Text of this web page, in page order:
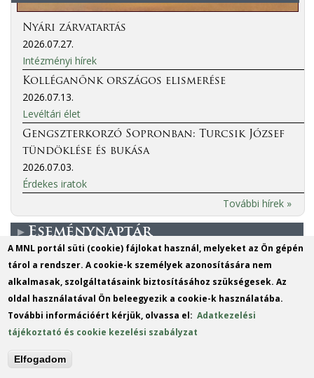
Nyári zárvatartás
2026.07.27.
Intézményi hírek
Kolléganőnk országos elismerése
2026.07.13.
Levéltári élet
Gengszterkorzó Sopronban: Turcsik József
tündöklése és bukása
2026.07.03.
Érdekes iratok
További hírek »
Eseménynaptár
More events
MO
TU WE TH FR SA
SU
3
A MNL portál süti (cookie) fájlokat használ, melyeket az Ön gépén
tárol a rendszer. A cookie-k személyek azonosítására nem
alkalmasak, szolgáltatásaink biztosításához szükségesek. Az
oldal használatával Ön beleegyezik a cookie-k használatába.
További információért kérjük, olvassa el:Adatkezelési
tájékoztató és cookie kezelési szabályzat
Elfogadom